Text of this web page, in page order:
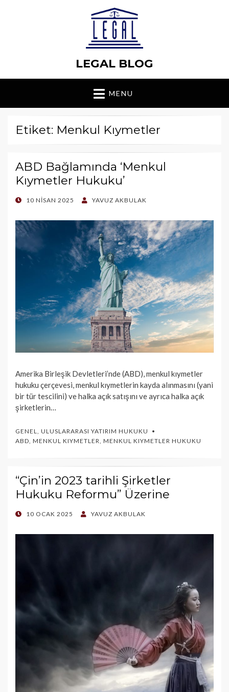
LEGAL BLOG
MENU
Etiket: Menkul Kıymetler
ABD Bağlamında ‘Menkul
Kıymetler Hukuku’
POSTED10 NISAN 2025 YAVUZ AKBULAK
Amerika Birleşik Devletleri’nde (ABD), menkul kıymetler
hukuku çerçevesi, menkul kıymetlerin kayda alınmasını (yani
bir tür tescilini) ve halka açık satışını ve ayrıca halka açık
şirketlerin…
GENEL, ULUSLARARASI YATIRIM HUKUKU
ABD, MENKUL KIYMETLER, MENKUL KIYMETLER HUKUKU
“Çin’in 2023 tarihli Şirketler
Hukuku Reformu” Üzerine
POSTED
10 OCAK 2025 YAVUZ AKBULAK